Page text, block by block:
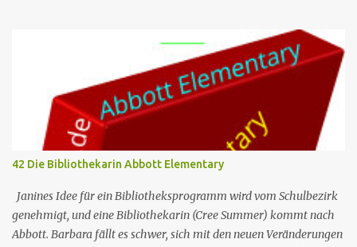
Schulbezirk die Genehmigung für ihr Bibliotheksprogramm. Nr.
(ges.) 43 Deutscher Titel Podiumsdiskussion Serie Abbott
Elementary Staffel Staffel 3 Nr. (St.) 8 Original­titel Panel Regie
Claire Scanlon Drehbuch Quinta Brunson Erstaus­strahlung (USA)
20. März 2024 Deutsch­sprachige Erst­veröffent­lichung (D/A/CH)
14. Aug. 2024 Abbott Elementary ist eine US-amerikanische
Sitcom im Mockumentary-Stil, die von Quinta Brunson erdacht
wurde 🏫Eine Gruppe von sehr engagierten Lehrern sowie eine
etwas unbeholfene Schulleiterin versuchen trotz aller
herrschenden Widerstände, an einer öffentlichen Schule in Ph...
42 Die Bibliothekarin Abbott Elementary
Janines Idee für ein Bibliotheksprogramm wird vom Schulbezirk
genehmigt, und eine Bibliothekarin (Cree Summer) kommt nach
Abbott. Barbara fällt es schwer, sich mit den neuen Veränderungen